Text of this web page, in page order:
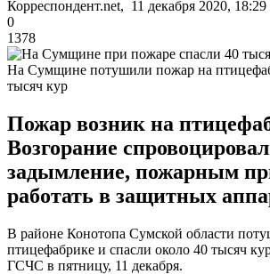
Корреспондент.net, 11 декабря 2020, 18:29
0
1378
На Сумщине потушили пожар на
тысяч кур
Пожар возник на
Возгорание
задымление, пожарным
работать в защитных
В районе Конотопа Сумской области
птицефабрике и спасли около 40 тысяч
ГСЧС в пятницу, 11 декабря.